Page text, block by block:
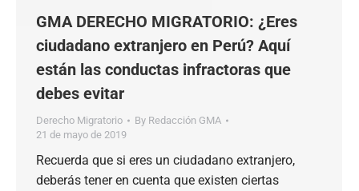
GMA DERECHO MIGRATORIO: ¿Eres
ciudadano extranjero en Perú? Aquí
están las conductas infractoras que
debes evitar
Derecho Migratorio By Redacción GMA
21 de mayo de 2019
Recuerda que si eres un ciudadano extranjero,
deberás tener en cuenta que existen ciertas